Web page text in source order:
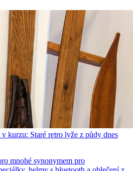
kurzu: Staré retro lyže z půdy dnes
mnohé synonymem pro